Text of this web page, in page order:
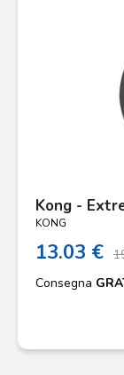
Kong -
KONG
13.03 €
Consegna